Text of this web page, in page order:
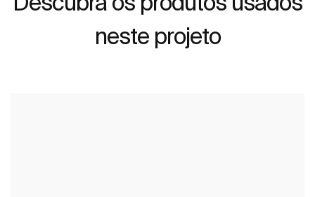
neste projeto